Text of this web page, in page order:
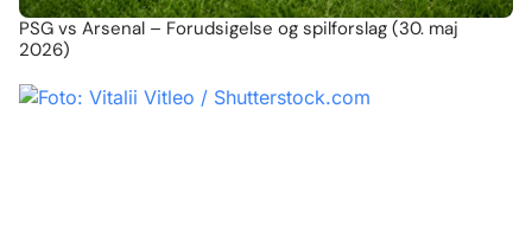
PSG vs Arsenal – Forudsigelse og spilforslag (30. maj
2026)